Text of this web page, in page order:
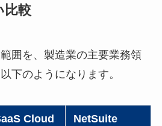
比較
囲を、製造業の主要業務領
下のようになります。
Cloud NetSuite